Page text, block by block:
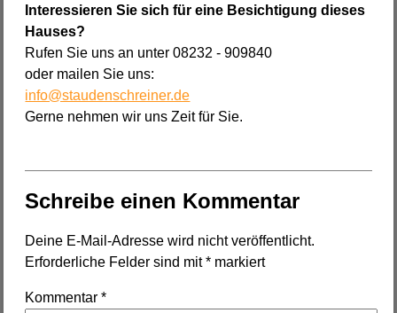
Interessieren Sie sich für eine Besichtigung dieses
Hauses?
Rufen Sie uns an unter 08232 - 909840
oder mailen Sie uns:
info@staudenschreiner.de
Gerne nehmen wir uns Zeit für Sie.
Schreibe einen Kommentar
Deine E-Mail-Adresse wird nicht veröffentlicht.
Erforderliche Felder sind mit* markiert
Kommentar*